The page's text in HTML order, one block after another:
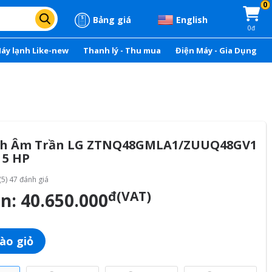
Bảng giá English
0
0đ
lạnh Like-new Thanh lý - Thu mua Điện Máy - Gia Dụng
Âm Trần LG ZTNQ48GMLA1/ZUUQ48GV1
HP
47 đánh giá
40.650.000đ(VAT)
giỏ